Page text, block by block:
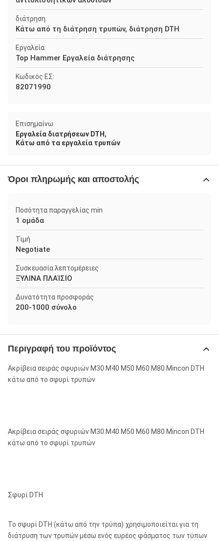
διάτρηση:
Κάτω από τη διάτρηση τρυπών, διάτρηση DTH
Εργαλεία:
Top Hammer Εργαλεία διάτρησης
Κωδικός ΕΣ:
82071990
Επισημαίνω:
Εργαλεία διατρήσεων DTH ,
Κάτω από τα εργαλεία τρυπών
Όροι πληρωμής και αποστολής
Ποσότητα παραγγελίας min
1 ομάδα
Τιμή
Negotiate
Συσκευασία λεπτομέρειες
ΞΎΛΙΝΑ ΠΛΑΊΣΙΟ
Δυνατότητα προσφοράς
200-1000 σύνολο
Περιγραφή του προϊόντος
Ακρίβεια σειράς σφυριών M30 M40 M50 M60 M80 Mincon DTH
κάτω από το σφυρί τρυπών
Ακρίβεια σειράς σφυριών M30 M40 M50 M60 M80 Mincon DTH
κάτω από το σφυρί τρυπών
Σφυρί DTH
Το σφυρί DTH (κάτω από την τρύπα) χρησιμοποιείται για τη
διάτρυση των τρυπών μέσω ενός ευρέος φάσματος των τύπων